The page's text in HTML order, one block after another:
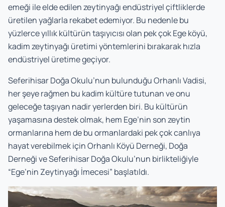
emeği ile elde edilen zeytinyağı endüstriyel çiftliklerde
üretilen yağlarla rekabet edemiyor. Bu nedenle bu
yüzlerce yıllık kültürün taşıyıcısı olan pek çok Ege köyü,
kadim zeytinyağı üretimi yöntemlerini bırakarak hızla
endüstriyel üretime geçiyor.
Seferihisar Doğa Okulu’nun bulunduğu Orhanlı Vadisi,
her şeye rağmen bu kadim kültüre tutunan ve onu
geleceğe taşıyan nadir yerlerden biri. Bu kültürün
yaşamasına destek olmak, hem Ege’nin son zeytin
ormanlarına hem de bu ormanlardaki pek çok canlıya
hayat verebilmek için Orhanlı Köyü Derneği, Doğa
Derneği ve Seferihisar Doğa Okulu’nun birlikteliğiyle
“Ege’nin Zeytinyağı İmecesi” başlatıldı.